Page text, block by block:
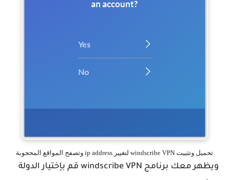
تحميل وتثبيت windscribe VPN لتغيير ip address وتصفح المواقع المحجوبة
ويظهر معك برنامج windscribe VPN قم بإختيار الدولة